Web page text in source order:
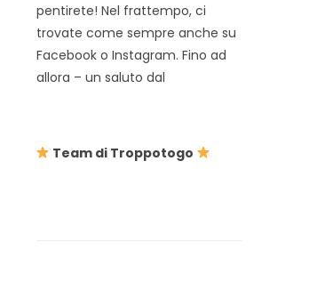
pentirete! Nel frattempo, ci
trovate come sempre anche su
Facebook o Instagram. Fino ad
allora – un saluto dal
Team di Troppotogo